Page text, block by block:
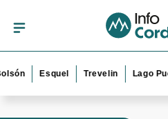
Esquel Trevelin Lago Puelo